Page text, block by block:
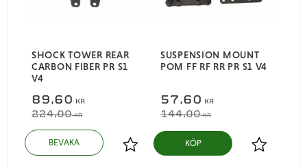
SHOCK TOWER REAR
CARBON FIBER PR S1
V4
89,60 KR
224,00KR
Lägg till i favoriter
SUSPENSION MOUNT
POM FF RF RR PR S1 V4
57,60 KR
144,00KR
Lägg till i
KÖP